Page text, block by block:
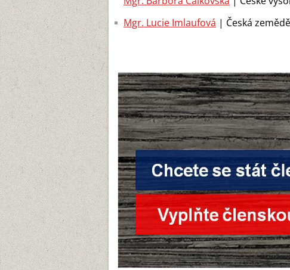
Mgr. Lucie Imlaufová | Česká